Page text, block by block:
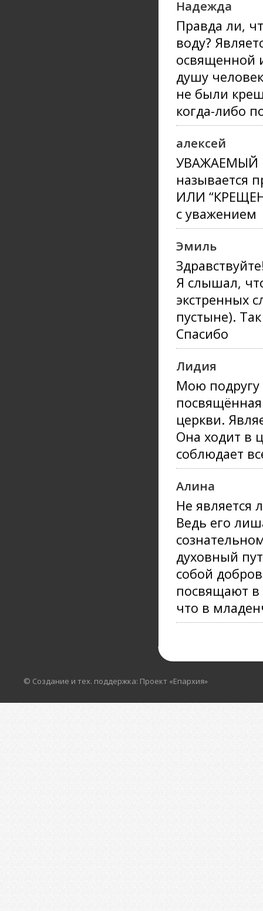
Надежда
Правда ли,
воду?
освященной
душу
не были
когда-либо
алексей
УВАЖАЕМЫЙ
называется
ИЛИ
с уважением
Эмиль
Я слышал,
экстренных
пустыне).
Спасибо
Лидия
Мою подругу
церкви.
Она ходит в
соблюдает
Алина
Не является
Ведь его
духовный
собой
посвящают в
что в
© Создание и тех. поддержка: Проект «Епархия»